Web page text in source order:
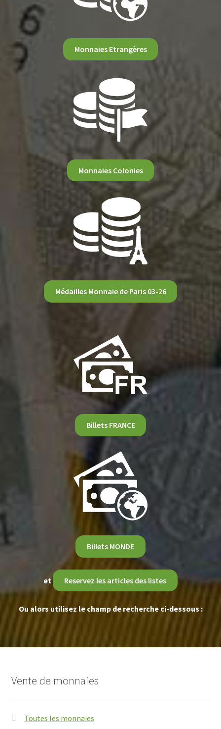
Monnaies Etrangères
Monnaies Colonies
Médailles Monnaie de Paris 03-26
Billets FRANCE
Billets MONDE
et Reservez les articles des listes
Ou alors utilisez le champ de recherche ci-dessous :
Vente de monnaies
Toutes les monnaies